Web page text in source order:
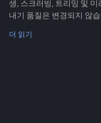
생, 스크러빙, 트리밍 및
내기 품질은 변경되지 않
더 읽기